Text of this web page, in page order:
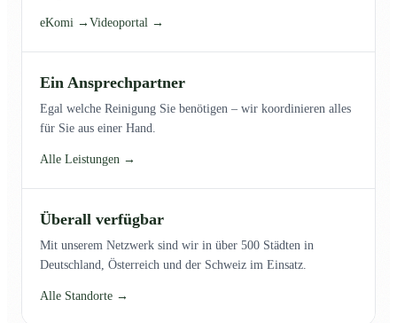
eKomi → Videoportal →
Ein Ansprechpartner
Egal welche Reinigung Sie benötigen – wir koordinieren alles
für Sie aus einer Hand.
Alle Leistungen →
Überall verfügbar
Mit unserem Netzwerk sind wir in über 500 Städten in
Deutschland, Österreich und der Schweiz im Einsatz.
Alle Standorte →